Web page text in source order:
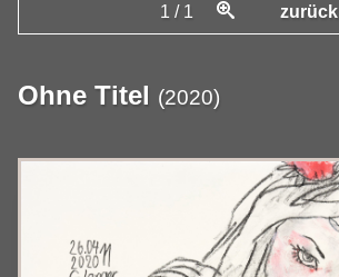
1 / 1 zurück
Ohne Titel (2020)